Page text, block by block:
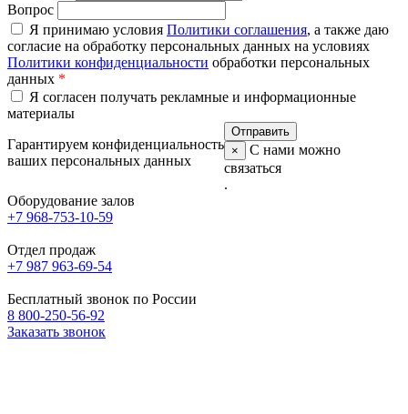
Вопрос
Я принимаю условия Политики соглашения, а также даю
согласие на обработку персональных данных на условиях
Политики конфиденциальности обработки персональных
данных *
Я согласен получать рекламные и информационные
материалы
Гарантируем конфиденциальность
ваших персональных данных
×
С нами можно
связаться
.
Оборудование залов
+7 968-753-10-59
Отдел продаж
+7 987 963-69-54
Бесплатный звонок по России
8 800-250-56-92
Заказать звонок